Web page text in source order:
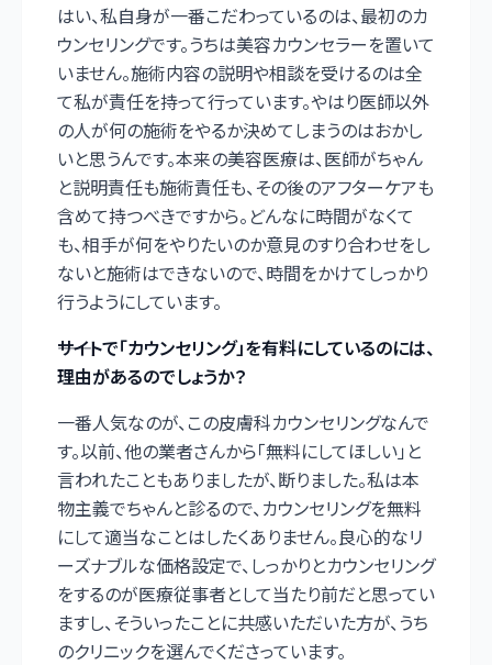
はい、私自身が一番こだわっているのは、最初のカ
ウンセリングです。うちは美容カウンセラーを置いて
いません。施術内容の説明や相談を受けるのは全
て私が責任を持って行っています。やはり医師以外
の人が何の施術をやるか決めてしまうのはおかし
いと思うんです。本来の美容医療は、医師がちゃん
と説明責任も施術責任も、その後のアフターケアも
含めて持つべきですから。どんなに時間がなくて
も、相手が何をやりたいのか意見のすり合わせをし
ないと施術はできないので、時間をかけてしっかり
行うようにしています。
――サイトで「カウンセリング」を有料にしているのには、
理由があるのでしょうか？
一番人気なのが、この皮膚科カウンセリングなんで
す。以前、他の業者さんから「無料にしてほしい」と
言われたこともありましたが、断りました。私は本
物主義でちゃんと診るので、カウンセリングを無料
にして適当なことはしたくありません。良心的なリ
ーズナブルな価格設定で、しっかりとカウンセリング
をするのが医療従事者として当たり前だと思ってい
ますし、そういったことに共感いただいた方が、うち
のクリニックを選んでくださっています。